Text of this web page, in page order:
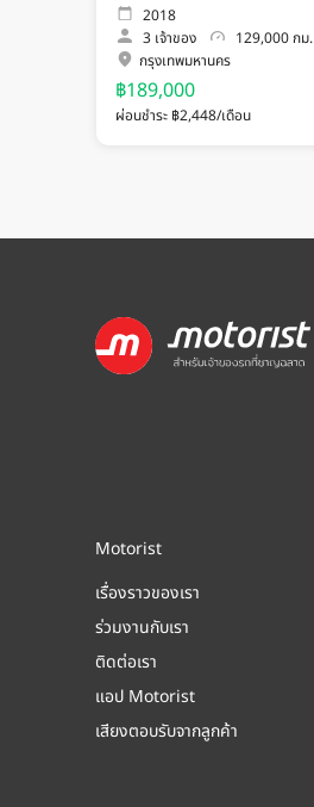
2018
3 เจ้าของ
129,000 กม.
กรุงเทพมหานคร
฿189,000
ผ่อนชำระ ฿2,448/เดือน
Motorist
เรื่องราวของเรา
ร่วมงานกับเรา
ติดต่อเรา
แอป Motorist
เสียงตอบรับจากลูกค้า